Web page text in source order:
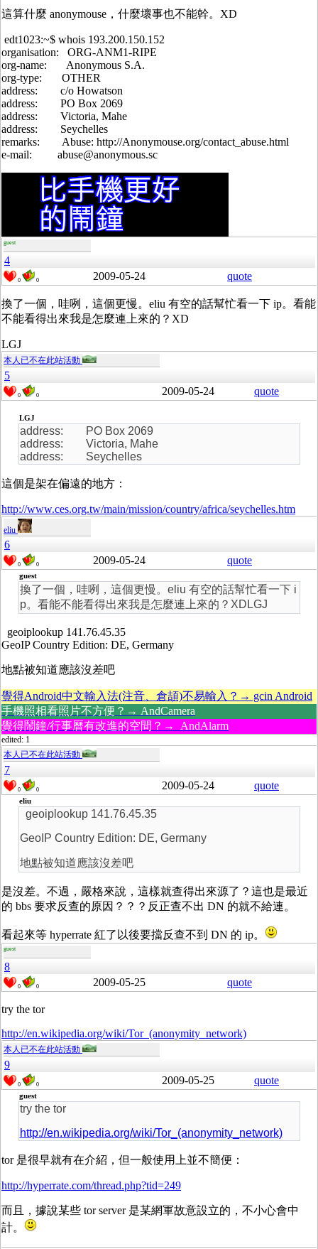
這算什麼 anonymouse，什麼壞事也不能幹。XD
edt1023:~$ whois 193.200.150.152
organisation: ORG-ANM1-RIPE
org-name: Anonymous S.A.
org-type: OTHER
address: c/o Howatson
address: PO Box 2069
address: Victoria, Mahe
address: Seychelles
remarks: Abuse: http://Anonymouse.org/contact_abuse.html
e-mail: abuse@anonymous.sc
guest
4
0 0 2009-05-24 quote
換了一個，哇咧，這個更慢。eliu 有空的話幫忙看一下 ip。看能
不能看得出來我是怎麼連上來的？XD
LGJ
本人已不在此站活動
5
0 0 2009-05-24 quote
LGJ
address: PO Box 2069
address: Victoria, Mahe
address: Seychelles
這個是架在偏遠的地方：
http://www.ces.org.tw/main/mission/country/africa/seychelles.htm
eliu
6
0 0 2009-05-24 quote
guest
換了一個，哇咧，這個更慢。eliu 有空的話幫忙看一下 i
p。看能不能看得出來我是怎麼連上來的？XDLGJ
geoiplookup 141.76.45.35
GeoIP Country Edition: DE, Germany
地點被知道應該沒差吧
覺得Android中文輸入法(注音、倉頡)不易輸入？→ gcin Android
手機照相看照片不方便？→ AndCamera
覺得鬧鐘/行事曆有改進的空間？→ AndAlarm
edited: 1
本人已不在此站活動
7
0 0 2009-05-24 quote
eliu
geoiplookup 141.76.45.35
GeoIP Country Edition: DE, Germany
地點被知道應該沒差吧
是沒差。不過，嚴格來說，這樣就查得出來源了？這也是最近
的 bbs 要求反查的原因？？？反正查不出 DN 的就不給連。
看起來等 hyperrate 紅了以後要擋反查不到 DN 的 ip。
guest
8
0 0 2009-05-25 quote
try the tor
http://en.wikipedia.org/wiki/Tor_(anonymity_network)
本人已不在此站活動
9
0 0 2009-05-25 quote
guest
try the tor
http://en.wikipedia.org/wiki/Tor_(anonymity_network)
tor 是很早就有在介紹，但一般使用上並不簡便：
http://hyperrate.com/thread.php?tid=249
而且，據說某些 tor server 是某網軍故意設立的，不小心會中
計。